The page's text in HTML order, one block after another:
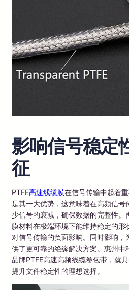
影响信号稳定
征
PTFE高速线缆膜在信号传输中起着
是其一大优势，这意味着在高频信号
少信号的衰减，确保数据的完整性。
膜材料在极端环境下能维持稳定的
对信号传输的负面影响。同时影响，
供了更可靠的绝缘解决方案。惠州中
品牌PTFE高速高频线缆卷包带，就
提升文件稳定性的理想选择。